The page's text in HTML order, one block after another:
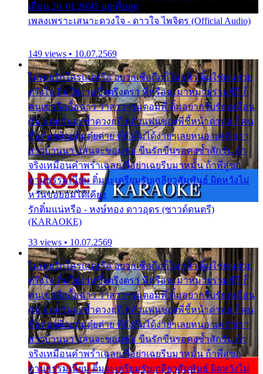
เถื่อน 26. 01:26:45 อยู่เพื่อลูก
เพลงเพราะเสนาะดวงใจ - ดาวใจ ไพจิตร (Official Audio)
149 views • 10.07.2569
ไม่เคยรักใครแน่หรือ อยากเชื่อถือก็ไม่กล้า ติ๋มใช่คนสวย
ตรึงใจ ติ๋มใช่งามซึ้งตรึงตรา พี่หรือจะมาหมายร่วมชีวี ก็
คนเขาลืออื้อฉาว ว่าสาวๆรุมตอมพี่ ติ๋มอยากรับรักเหมือน
กัน แต่หวั่นจะช้ำดวงฤดี กลัวแฟนของพี่ชี้หน้าด่าทอ ก็คน
ชื่อต๋อยต้อยตุ้มตุ๋ยต่าย พี่ยังลืมได้ง่ายๆเลยหนอ แค่ตัวเรา
สาวบ้านนา แสนจะซอมซ่อ ขืนรักขืนรอคงช้ำสักวัน ถ้า
จริงเหมือนคำพร่ำเฉลย พี่อย่าเฉยรีบมาหมั้น ถ้าพี่สู่ขอ
ตามธรรมเนียม ติ๋มจะเตรียมรับเกลียวสัมพันธ์ ผิดหวังไม่
หวั่นขอยอมได้เคียง
รักติ๋มแน่หรือ - หงษ์ทอง ดาวอุดร (ซาวด์ดนตรี)
(KARAOKE)
33 views • 10.07.2569
ไม่เคยรักใครแน่หรือ อยากเชื่อถือก็ไม่กล้า ติ๋มใช่คนสวย
ตรึงใจ ติ๋มใช่งามซึ้งตรึงตรา พี่หรือจะมาหมายร่วมชีวี ก็
คนเขาลืออื้อฉาว ว่าสาวๆรุมตอมพี่ ติ๋มอยากรับรักเหมือน
กัน แต่หวั่นจะช้ำดวงฤดี กลัวแฟนของพี่ชี้หน้าด่าทอ ก็คน
ชื่อต๋อยต้อยตุ้มตุ๋ยต่าย พี่ยังลืมได้ง่ายๆเลยหนอ แค่ตัวเรา
สาวบ้านนา แสนจะซอมซ่อ ขืนรักขืนรอคงช้ำสักวัน ถ้า
จริงเหมือนคำพร่ำเฉลย พี่อย่าเฉยรีบมาหมั้น ถ้าพี่สู่ขอ
ตามธรรมเนียม ติ๋มจะเตรียมรับเกลียวสัมพันธ์ ผิดหวังไม่